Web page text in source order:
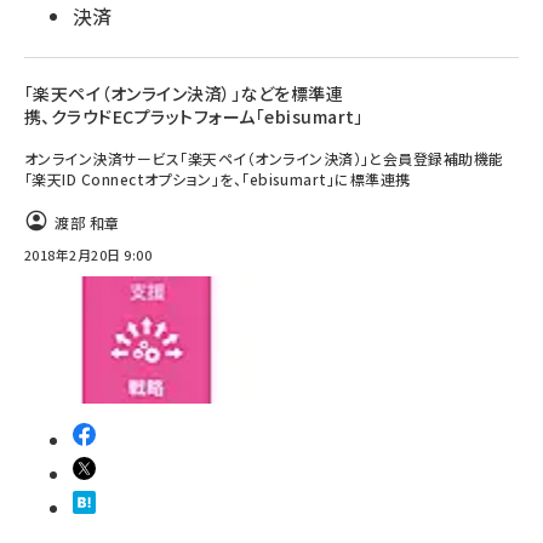
決済
「楽天ペイ（オンライン決済）」などを標準連
携、クラウドECプラットフォーム「ebisumart」
オンライン決済サービス「楽天ペイ（オンライン決済）」と会員登録補助機能
「楽天ID Connectオプション」を、「ebisumart」に標準連携
渡部 和章
2018年2月20日 9:00